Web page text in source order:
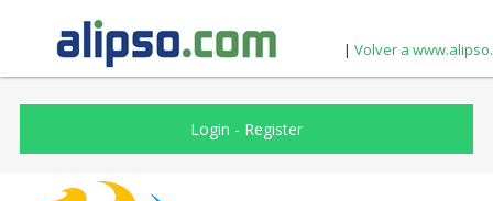
| Volver a
Login - Register